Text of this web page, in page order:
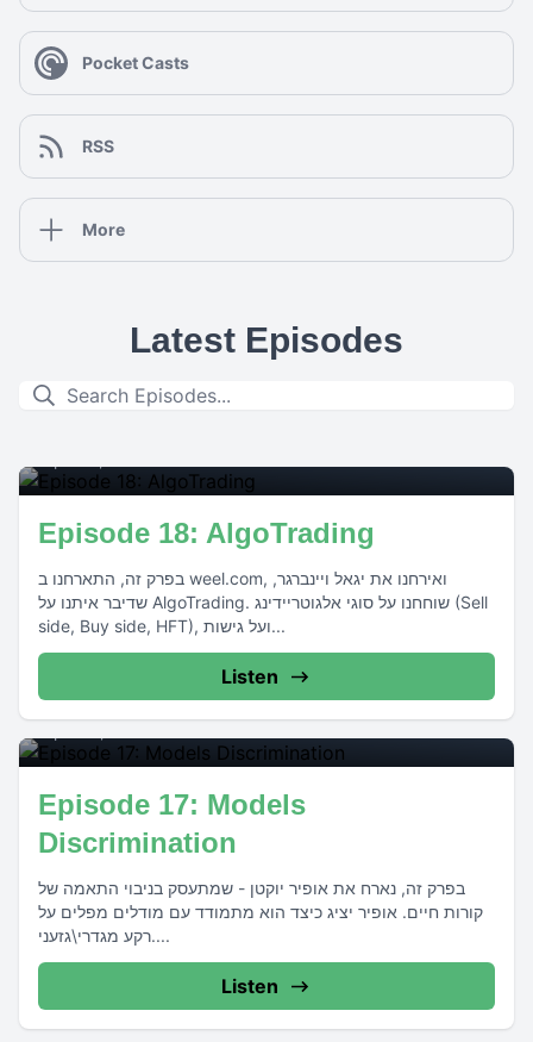
Pocket Casts
RSS
More
Latest Episodes
Episode 18: AlgoTrading
בפרק זה, התארחנו ב weel.com, ואירחנו את יגאל ויינברגר,
שדיבר איתנו על AlgoTrading. שוחחנו על סוגי אלגוטריידינג (Sell
side, Buy side, HFT), ועל גישות...
Listen
17
Episode 17: Models
Discrimination
בפרק זה, נארח את אופיר יוקטן - שמתעסק בניבוי התאמה של
קורות חיים. אופיר יציג כיצד הוא מתמודד עם מודלים מפלים על
רקע מגדרי\גזעני....
Listen
16